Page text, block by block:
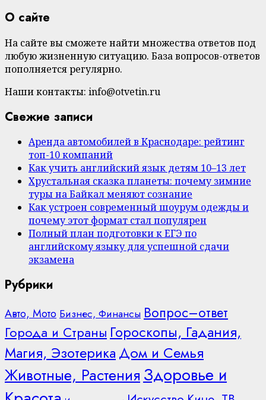
О сайте
На сайте вы сможете найти множества ответов под
любую жизненную ситуацию. База вопросов-ответов
пополняется регулярно.
Наши контакты: info@otvetin.ru
Свежие записи
Аренда автомобилей в Краснодаре: рейтинг
топ-10 компаний
Как учить английский язык детям 10–13 лет
Хрустальная сказка планеты: почему зимние
туры на Байкал меняют сознание
Как устроен современный шоурум одежды и
почему этот формат стал популярен
Полный план подготовки к ЕГЭ по
английскому языку для успешной сдачи
экзамена
Рубрики
Авто, МотоБизнес, Финансы Вопрос–ответ
Города и Страны Гороскопы, Гадания,
Магия, Эзотерика Дом и Семья
Животные, Растения Здоровье и